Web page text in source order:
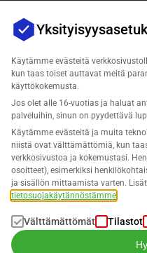
Yritys
Tuki
Ratkaisut Lost & Found
Käytämme evästeitä
kun taas toiset auttavat meitä
käyttökokemusta.
Jos olet alle 16-vuotias ja haluat
palveluihin, sinun on pyydettävä
Käytämme evästeitä ja muita
niistä ovat välttämättömiä, kun
verkkosivustoa ja kokemustasi.
osoitteet), esimerkiksi
ja sisällön mittaamista varten.
tietosuojakäytännöstämme
Välttämättömät Tilastot